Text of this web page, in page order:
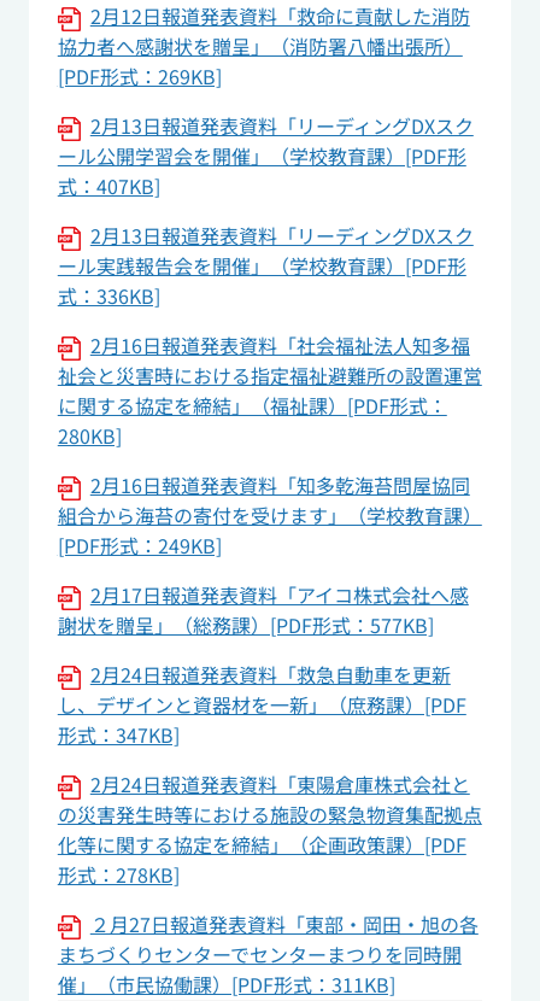
2月12日報道発表資料「救命に貢献した消防
協力者へ感謝状を贈呈」（消防署八幡出張所）
[PDF形式：269KB]
2月13日報道発表資料「リーディングDXスク
ール公開学習会を開催」（学校教育課）[PDF形
式：407KB]
2月13日報道発表資料「リーディングDXスク
ール実践報告会を開催」（学校教育課）[PDF形
式：336KB]
2月16日報道発表資料「社会福祉法人知多福
祉会と災害時における指定福祉避難所の設置運営
に関する協定を締結」（福祉課）[PDF形式：
280KB]
2月16日報道発表資料「知多乾海苔問屋協同
組合から海苔の寄付を受けます」（学校教育課）
[PDF形式：249KB]
2月17日報道発表資料「アイコ株式会社へ感
謝状を贈呈」（総務課）[PDF形式：577KB]
2月24日報道発表資料「救急自動車を更新
し、デザインと資器材を一新」（庶務課）[PDF
形式：347KB]
2月24日報道発表資料「東陽倉庫株式会社と
の災害発生時等における施設の緊急物資集配拠点
化等に関する協定を締結」（企画政策課）[PDF
形式：278KB]
２月27日報道発表資料「東部・岡田・旭の各
まちづくりセンターでセンターまつりを同時開
催」（市民協働課）[PDF形式：311KB]